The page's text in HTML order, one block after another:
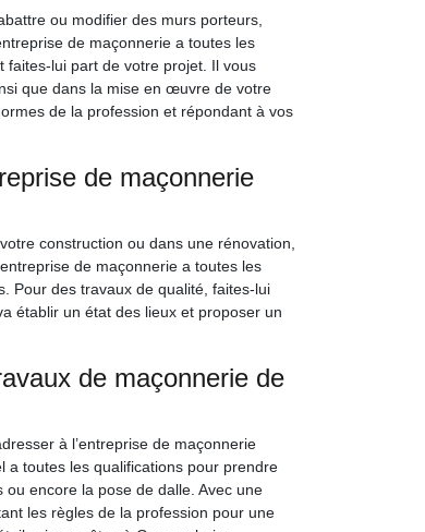
ou modifier des murs porteurs,
de maçonnerie a toutes les
faites-lui part de votre projet. Il vous
que dans la mise en œuvre de votre
de la profession et répondant à vos
de maçonnerie
construction ou dans une rénovation,
de maçonnerie a toutes les
Pour des travaux de qualité, faites-lui
établir un état des lieux et proposer un
de maçonnerie de
à l’entreprise de maçonnerie
toutes les qualifications pour prendre
encore la pose de dalle. Avec une
les règles de la profession pour une